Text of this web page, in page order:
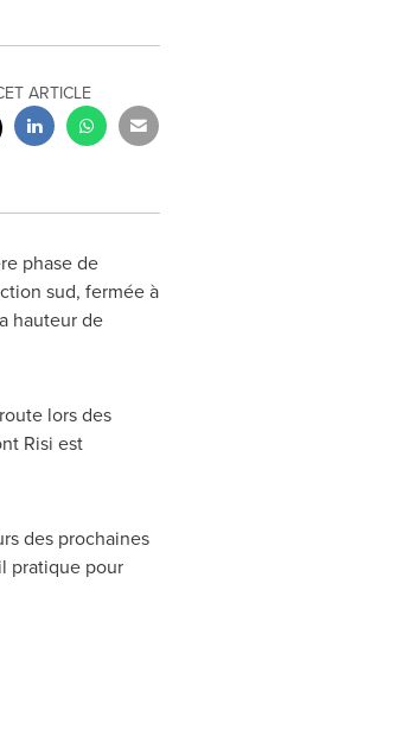
ARTICLE
phase de
sud, fermée à
hauteur de
lors des
Risi est
des prochaines
pratique pour